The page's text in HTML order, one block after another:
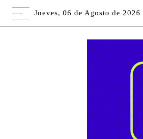
Jueves, 06 de Agosto de 2026